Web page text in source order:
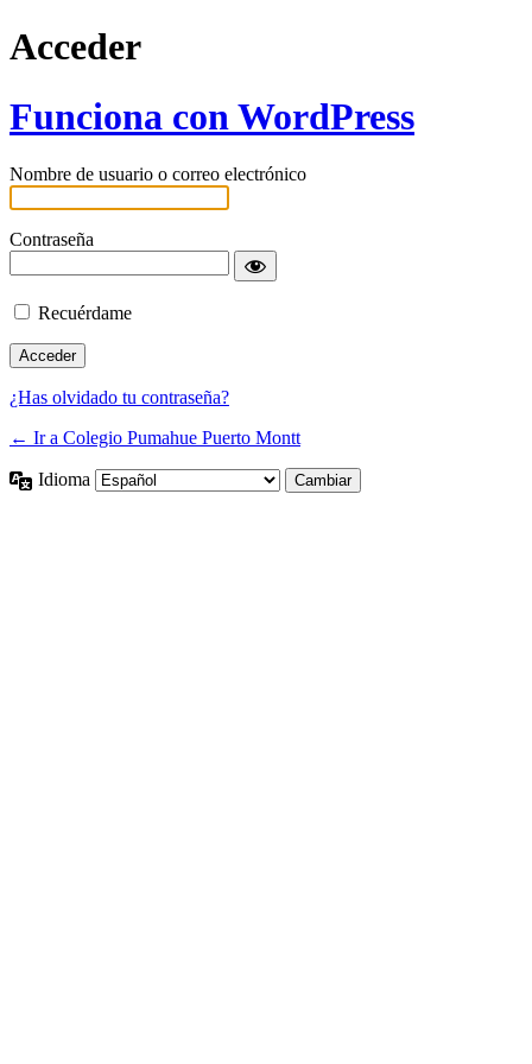
Acceder
Funciona con WordPress
Nombre de usuario o correo electrónico
Contraseña
Recuérdame
¿Has olvidado tu contraseña?
← Ir a Colegio Pumahue Puerto Montt
Idioma